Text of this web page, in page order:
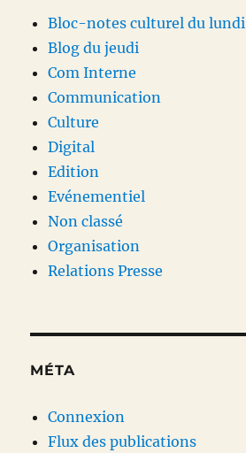
Bloc-notes culturel du lundi
Blog du jeudi
Com Interne
Communication
Culture
Digital
Edition
Evénementiel
Non classé
Organisation
Relations Presse
MÉTA
Connexion
Flux des publications